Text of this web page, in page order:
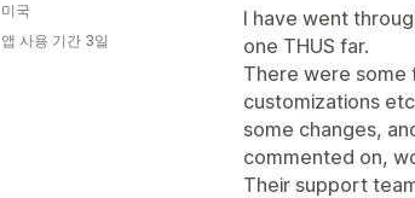
I have went
one THUS far.
There were some
customizations
some changes,
commented on,
Their support
미국
앱 사용 기간 3일